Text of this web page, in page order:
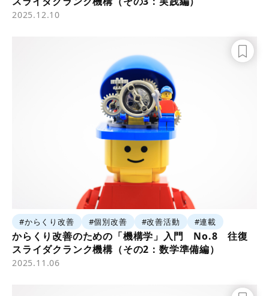
2025.12.10
#からくり改善 #個別改善 #改善活動 #連載
からくり改善のための「機構学」入門 No.8 往復
スライダクランク機構（その2：数学準備編）
2025.11.06